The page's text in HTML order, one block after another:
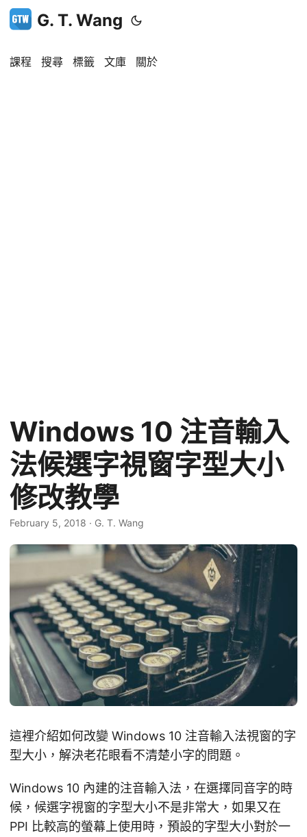
G. T. Wang
課程 搜尋 標籤 文庫 關於
Windows 10 注音輸入
法候選字視窗字型大小
修改教學
February 5, 2018 · G. T. Wang
這裡介紹如何改變 Windows 10 注音輸入法視窗的字
型大小，解決老花眼看不清楚小字的問題。
Windows 10 內建的注音輸入法，在選擇同音字的時
候，候選字視窗的字型大小不是非常大，如果又在
PPI 比較高的螢幕上使用時，預設的字型大小對於一